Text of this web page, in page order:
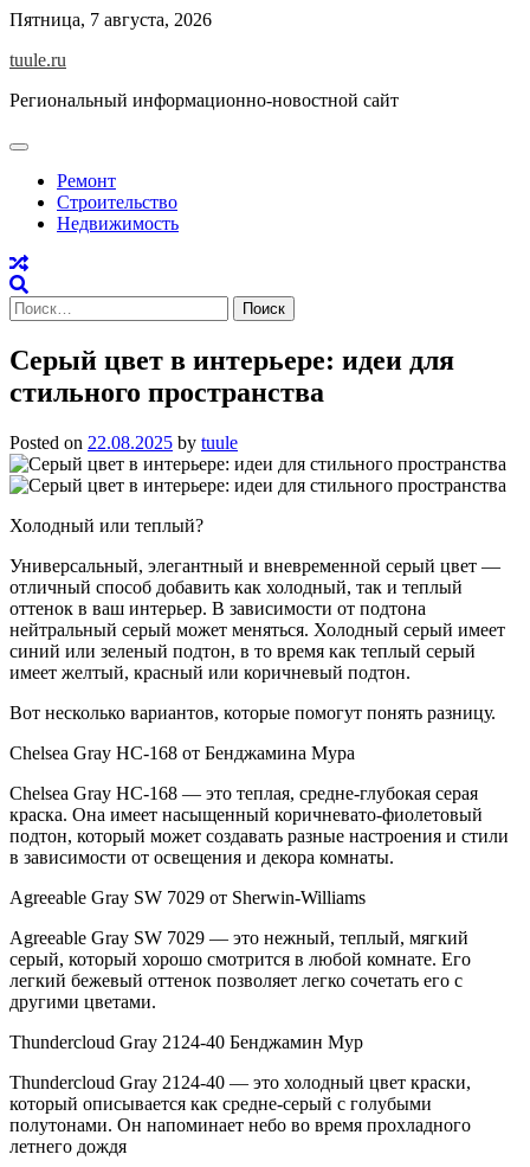
Skip
content
Пятница, 7 августа, 2026
tuule.ru
Региональный информационно-новостной сайт
Ремонт
Строительство
Недвижимость
Найти:
Серый цвет в интерьере: идеи для
стильного пространства
Posted on 22.08.2025 by tuule
Холодный или теплый?
Универсальный, элегантный и вневременной серый цвет —
отличный способ добавить как холодный, так и теплый
оттенок в ваш интерьер. В зависимости от подтона
нейтральный серый может меняться. Холодный серый имеет
синий или зеленый подтон, в то время как теплый серый
имеет желтый, красный или коричневый подтон.
Вот несколько вариантов, которые помогут понять разницу.
Chelsea Gray HC-168 от Бенджамина Мура
Chelsea Gray HC-168 — это теплая, средне-глубокая серая
краска. Она имеет насыщенный коричневато-фиолетовый
подтон, который может создавать разные настроения и стили
в зависимости от освещения и декора комнаты.
Agreeable Gray SW 7029 от Sherwin-Williams
Agreeable Gray SW 7029 — это нежный, теплый, мягкий
серый, который хорошо смотрится в любой комнате. Его
легкий бежевый оттенок позволяет легко сочетать его с
другими цветами.
Thundercloud Gray 2124-40 Бенджамин Мур
Thundercloud Gray 2124-40 — это холодный цвет краски,
который описывается как средне-серый с голубыми
полутонами. Он напоминает небо во время прохладного
летнего дождя